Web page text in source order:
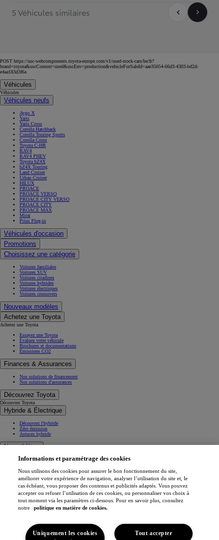
5 Véhicules similaires
POST https://usc-webcomponents.toyota-europe.com/v1/used-stock-cars/be/fr?
brand=toyota&uscContext=used&uscEnv=production&vehicleForSaleId=aae35054-66d3-4303-bd2d-
e4aa183d3f6a
Véhicules
Véhicules
Véhicules neufs
Aygo X
Yaris
Yaris Cross
Corolla Hatchback
Corolla Touring Sports
Corolla Cross
Toyota C-HR
RAV4
RAV4 PHEV
Toyota bZ4X
bZ4X Touring
Land Cruiser
Urban Cruiser
HILUX
PROACE
PROACE VERSO
PROACE CITY VERSO
PROACE CITY
PROACE MAX
Mirai
Prius Plug-in
Véhicules d'occasion
Promotions
Choisissez une catégorie
Voitures familiales
Voitures SUV
Voitures citadines
Voitures hybrides
Voitures électriques
Voitures crossovers
Nouveaux modèles
Achetez une Toyota
Achetez une Toyota
Essayez une Toyota
Évaluez votre véhicule
Brochures et documentations
Émissions CO2
Finances & Assurances
Nos solutions de financement
Nos solutions d'assurances
Découvrez Toyota
Découvrez Toyota
Hybride & Électrique
Découvrez l'hybride
Zéro émission
Astuces hybride
Nos athlètes
Projets de mobilité
Toyota Gazoo Racing
Toyota GR Sport
Dakar Rally
WRC - Championnat du monde des rallyes
WEC - Championnat du monde d'endurance FIA
GR H2 Racing Concept
This is Toyota
Toyota Belgium
Informations et paramétrage des cookies
Nous utilisons des cookies pour assurer le bon fonctionnement du site,
améliorer votre expérience de navigation, analyser l’utilisation du site et, le
cas échéant, vous proposer des contenus et publicités adaptés. Vous pouvez
accepter ou refuser l’utilisation de ces cookies, ou personnaliser vos choix à
tout moment via les paramètres ci-dessous. Pour en savoir plus, consultez
notre
politique en matière de cookies.
Tout accepter
Uniquement les cookies